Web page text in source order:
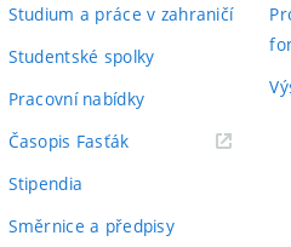
Studium a práce v zahraničí
Studentské spolky
Pracovní nabídky
Časopis Fasťák(externí
Stipendia
Směrnice a předpisy